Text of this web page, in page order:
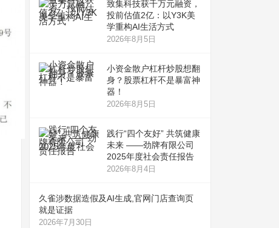
致集科技获千万元融资，
投前估值2亿：以Y3K美
学重构AI生活方式
2026年8月5日
小资金散户杠杆炒股想翻
身？股票杠杆不是暴富神
器！
2026年8月5日
践行“四个友好” 共筑健康
未来 ——劲牌有限公司
2025年度社会责任报告
2026年8月4日
久雀涉数据造假及AI生成,官网门店查询页
就是证据
2026年7月30日